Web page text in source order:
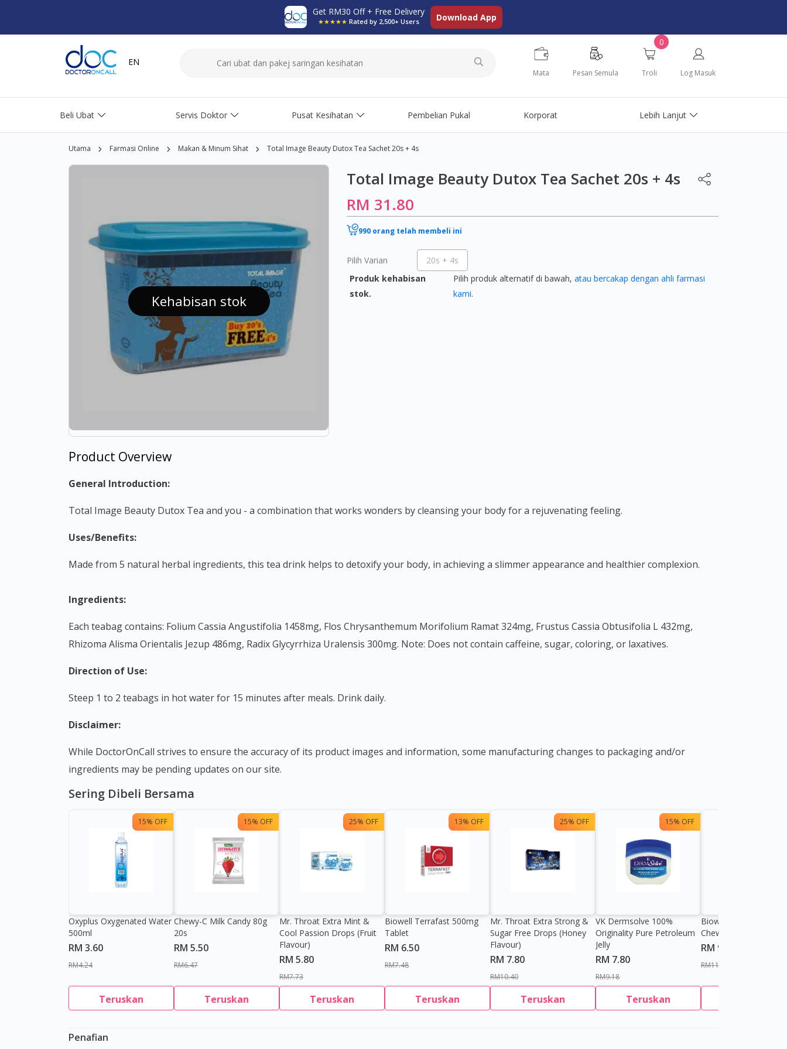
Visit DoctorOnCall Singapore
Get RM30 Off + Free Delivery
★★★★★ Rated by 2,500+ Users Download App
EN
Mata Pesan Semula
0
Troli Log Masuk
Beli Ubat Servis Doktor Pusat Kesihatan Pembelian Pukal Korporat Lebih Lanjut
Utama Farmasi Online Makan & Minum Sihat Total Image Beauty Dutox Tea Sachet 20s + 4s
Kehabisan stok
Total Image Beauty Dutox Tea Sachet 20s + 4s
RM 31.80
990 orang telah membeli ini
Pilih Varian
20s + 4s
Produk kehabisan
stok.
Pilih produk alternatif di bawah,atau bercakap dengan ahli farmasi
kami.
Product Overview
General Introduction:
Total Image Beauty Dutox Tea and you - a combination that works wonders by cleansing your body for a rejuvenating feeling.
Uses/Benefits:
Made from 5 natural herbal ingredients, this tea drink helps to detoxify your body, in achieving a slimmer appearance and healthier complexion.
Ingredients:
Each teabag contains: Folium Cassia Angustifolia 1458mg, Flos Chrysanthemum Morifolium Ramat 324mg, Frustus Cassia Obtusifolia L 432mg,
Rhizoma Alisma Orientalis Jezup 486mg, Radix Glycyrrhiza Uralensis 300mg. Note: Does not contain caffeine, sugar, coloring, or laxatives.
Direction of Use:
Steep 1 to 2 teabags in hot water for 15 minutes after meals. Drink daily.
Disclaimer:
While DoctorOnCall strives to ensure the accuracy of its product images and information, some manufacturing changes to packaging and/or
ingredients may be pending updates on our site.
Sering Dibeli Bersama
15% OFF
Oxyplus Oxygenated Water
500ml
RM 3.60
RM4.24
Teruskan
15% OFF
Chewy-C Milk Candy 80g
20s
RM 5.50
RM6.47
Teruskan
25% OFF
Mr. Throat Extra Mint &
Cool Passion Drops (Fruit
Flavour)
RM 5.80
RM7.73
Teruskan
13% OFF
Biowell Terrafast 500mg
Tablet
RM 6.50
RM7.48
Teruskan
25% OFF
Mr. Throat Extra Strong &
Sugar Free Drops (Honey
Flavour)
RM 7.80
RM10.40
Teruskan
15% OFF
VK Dermsolve 100%
Originality Pure Petroleum
Jelly
RM 7.80
RM9.18
Teruskan
Biowell Zeero 200mg
Chewable Tablet
RM 9.80
RM11.27
Penafian